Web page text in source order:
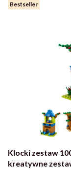
Bestseller
Klocki zestaw
kreatywne